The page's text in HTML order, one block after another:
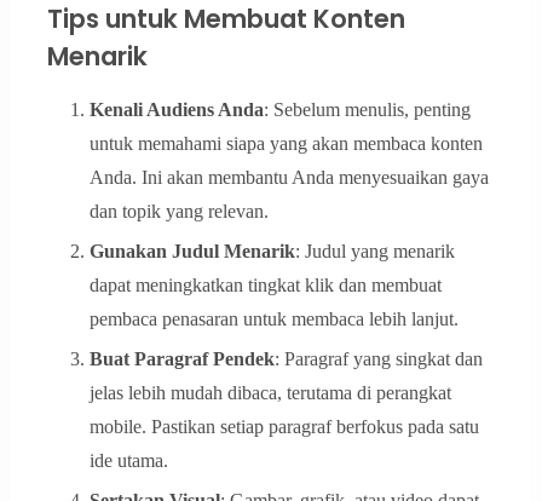
Tips untuk Membuat Konten
Menarik
Kenali Audiens Anda: Sebelum menulis, penting
untuk memahami siapa yang akan membaca konten
Anda. Ini akan membantu Anda menyesuaikan gaya
dan topik yang relevan.
Gunakan Judul Menarik: Judul yang menarik
dapat meningkatkan tingkat klik dan membuat
pembaca penasaran untuk membaca lebih lanjut.
Buat Paragraf Pendek: Paragraf yang singkat dan
jelas lebih mudah dibaca, terutama di perangkat
mobile. Pastikan setiap paragraf berfokus pada satu
ide utama.